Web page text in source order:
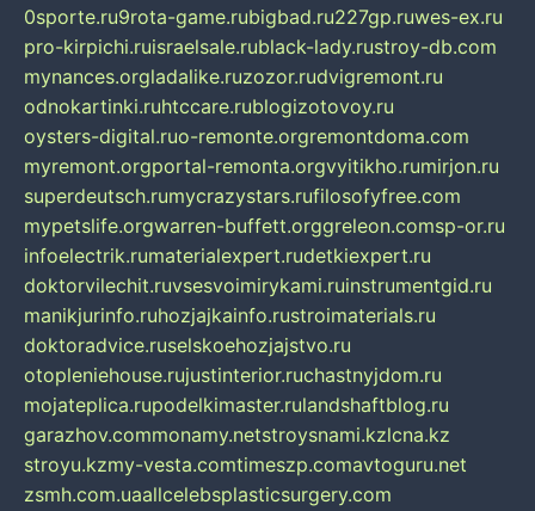
0sporte.ru9rota-game.rubigbad.ru227gp.ruwes-ex.ru
pro-kirpichi.ruisraelsale.rublack-lady.rustroy-db.com
mynances.orgladalike.ruzozor.rudvigremont.ru
odnokartinki.ruhtccare.rublogizotovoy.ru
oysters-digital.ruo-remonte.orgremontdoma.com
myremont.orgportal-remonta.orgvyitikho.rumirjon.ru
superdeutsch.rumycrazystars.rufilosofyfree.com
mypetslife.orgwarren-buffett.orggreleon.comsp-or.ru
infoelectrik.rumaterialexpert.rudetkiexpert.ru
doktorvilechit.ruvsesvoimirykami.ruinstrumentgid.ru
manikjurinfo.ruhozjajkainfo.rustroimaterials.ru
doktoradvice.ruselskoehozjajstvo.ru
otopleniehouse.rujustinterior.ruchastnyjdom.ru
mojateplica.rupodelkimaster.rulandshaftblog.ru
garazhov.commonamy.netstroysnami.kzlcna.kz
stroyu.kzmy-vesta.comtimeszp.comavtoguru.net
zsmh.com.uaallcelebsplasticsurgery.com